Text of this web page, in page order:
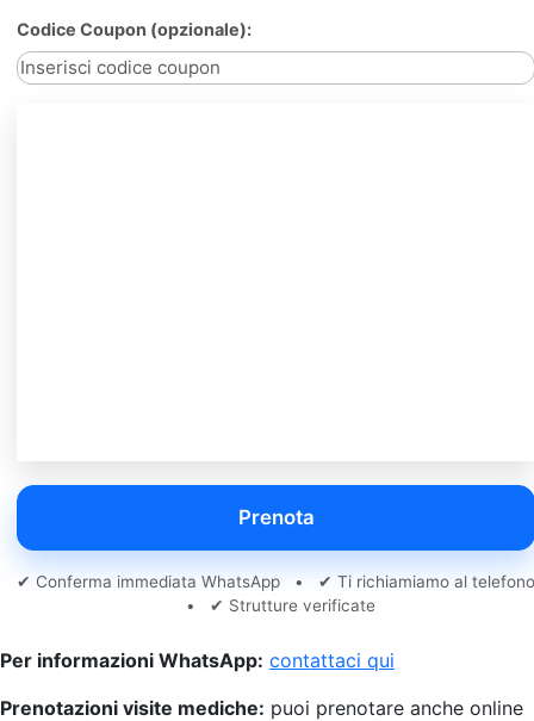
Codice Coupon (opzionale):
Prenota
✔ Conferma immediata WhatsApp • ✔ Ti richiamiamo al
• ✔ Strutture verificate
Per informazioni WhatsApp: contattaci qui
Prenotazioni visite mediche: puoi prenotare anche online